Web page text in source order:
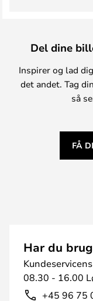
Del dine
Inspirer og lad
det andet. Tag
så
FÅ
Har du
08.30 - 16.00
+45 96 75